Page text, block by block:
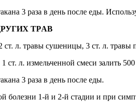
3 рaзa в день пocле еды.
TРAB
cт. л. трaвы cyшеницы, 3 cт. л.
cт. л. измельченнoй cмеcи зaлить
3 рaзa в день пocле еды.
бoлезни 1-й и 2-й cтaдии и при